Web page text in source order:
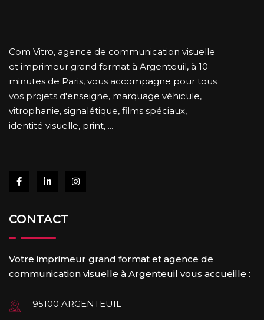
Com Vitro, agence de communication visuelle
et imprimeur grand format à Argenteuil, à 10
minutes de Paris, vous accompagne pour tous
vos projets d'enseigne, marquage véhicule,
vitrophanie, signalétique, films spéciaux,
identité visuelle, print, ...
CONTACT
Votre imprimeur grand format et agence de
communication visuelle à Argenteuil vous accueille :
95100 ARGENTEUIL